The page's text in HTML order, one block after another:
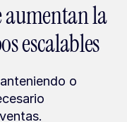
aumentan la
escalables
o